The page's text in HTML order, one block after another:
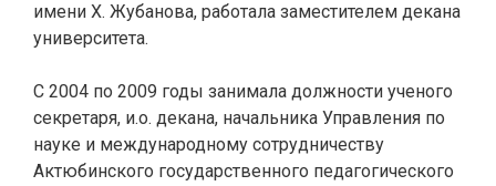
имени Х. Жубанова, работала заместителем декана
университета.
С 2004 по 2009 годы занимала должности ученого
секретаря, и.о. декана, начальника Управления по
науке и международному сотрудничеству
Актюбинского государственного педагогического